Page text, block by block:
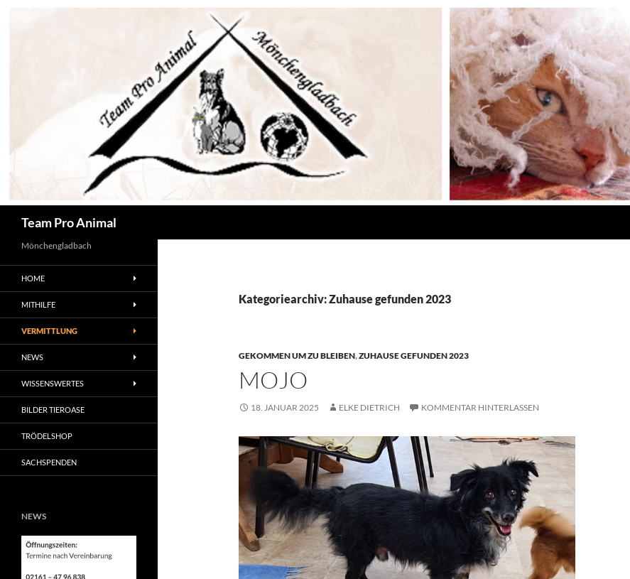
Team Pro Animal
Kategoriearchiv: Zuhause gefunden 2023
GEKOMMEN UM ZU BLEIBEN,ZUHAUSE GEFUNDEN 2023
MOJO
18. JANUAR 2025 ELKE DIETRICH KOMMENTAR HINTERLASSEN
Mönchengladbach
HOME
MITHILFE
VERMITTLUNG
NEWS
WISSENSWERTES
BILDER TIEROASE
TRÖDELSHOP
SACHSPENDEN
NEWS